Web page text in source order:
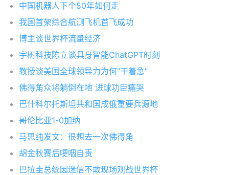
中国机器人下个50年如何走
我国首架综合航测飞机首飞成功
博主谈世界杯流量经济
宇树科技陈立谈具身智能ChatGPT时刻
教授谈美国全球领导力为何“干着急”
佛得角众将躺倒在地 进球功臣痛哭
巴什科尔托斯坦共和国成俄重要兵源地
哥伦比亚1-0加纳
马思纯发文：很想去一次佛得角
胡金秋赛后哽咽自责
巴拉圭总统因迷信不敢现场观战世界杯